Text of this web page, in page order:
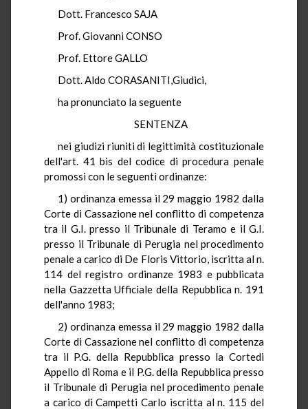
Dott. Francesco SAJA
Prof. Giovanni CONSO
Prof. Ettore GALLO
Dott. Aldo CORASANITI,Giudici,
ha pronunciato la seguente
SENTENZA
nei giudizi riuniti di legittimità costituzionale
dell'art. 41 bis del codice di procedura penale
promossi con le seguenti ordinanze:
1) ordinanza emessa il 29 maggio 1982 dalla
Corte di Cassazione nel conflitto di competenza
tra il G.I. presso il Tribunale di Teramo e il G.I.
presso il Tribunale di Perugia nel procedimento
penale a carico di De Floris Vittorio, iscritta al n.
114 del registro ordinanze 1983 e pubblicata
nella Gazzetta Ufficiale della Repubblica n. 191
dell'anno 1983;
2) ordinanza emessa il 29 maggio 1982 dalla
Corte di Cassazione nel conflitto di competenza
tra il P.G. della Repubblica presso la Cortedi
Appello di Roma e il P.G. della Repubblica presso
il Tribunale di Perugia nel procedimento penale
a carico di Campetti Carlo iscritta al n. 115 del